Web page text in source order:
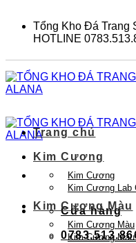
content
Tổng Kho Đá Trang
HOTLINE
Cửa hàng
Trang chủ
Kim Cương
Kim Cương
Kim Cương Lab
Kim Cương Màu
Kim Cương Màu
Kim Cương Màu